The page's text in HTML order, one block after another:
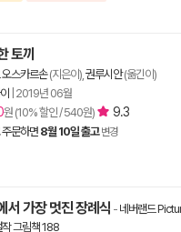
토끼
오스카르손(지은이), 권루시안(옮긴이)
2019년 06월
원 (10% 할인 / 540원) 9.3
주문하면8월 10일 출고 변경
서 가장 멋진 장례식 - 네버랜드
그림책 188